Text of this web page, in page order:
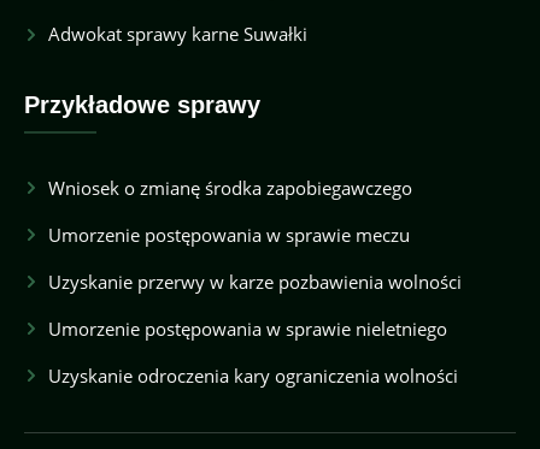
Adwokat sprawy karne Suwałki
Przykładowe sprawy
Wniosek o zmianę środka zapobiegawczego
Umorzenie postępowania w sprawie meczu
Uzyskanie przerwy w karze pozbawienia wolności
Umorzenie postępowania w sprawie nieletniego
Uzyskanie odroczenia kary ograniczenia wolności